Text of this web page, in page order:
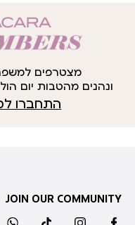
מצטרפים
ונהנים מהטבות יום
התחברו
JOIN OUR COMMUNITY